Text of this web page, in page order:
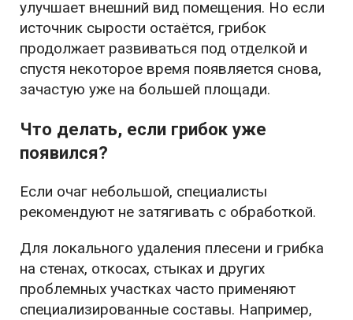
улучшает внешний вид помещения. Но если
источник сырости остаётся, грибок
продолжает развиваться под отделкой и
спустя некоторое время появляется снова,
зачастую уже на большей площади.
Что делать, если грибок уже
появился?
Если очаг небольшой, специалисты
рекомендуют не затягивать с обработкой.
Для локального удаления плесени и грибка
на стенах, откосах, стыках и других
проблемных участках часто применяют
специализированные составы. Например,